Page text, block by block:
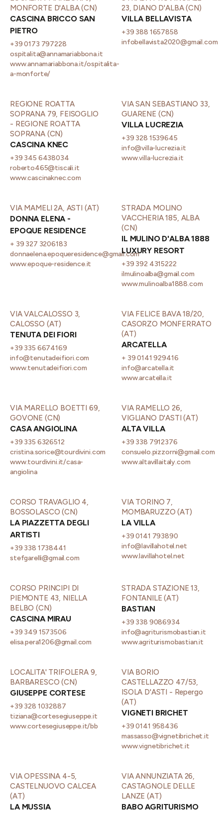
MONFORTE D'ALBA (CN)
CASCINA BRICCO SAN
PIETRO
+39 0173 797228
ospitalita@annamariabbona.it
www.annamariabbona.it/ospitalita-
a-monforte/
23, DIANO D'ALBA (CN)
VILLA BELLAVISTA
+39 388 1657858
infobellavista2020@gmail.com
REGIONE ROATTA
SOPRANA 79, FEISOGLIO
- REGIONE ROATTA
SOPRANA (CN)
CASCINA KNEC
+39 345 6438034
roberto465@tiscali.it
www.cascinaknec.com
VIA SAN SEBASTIANO 33,
GUARENE (CN)
VILLA LUCREZIA
+39 328 1539645
info@villa-lucrezia.it
www.villa-lucrezia.it
VIA MAMELI 2A, ASTI (AT)
DONNA ELENA -
EPOQUE RESIDENCE
+ 39 327 3206183
donnaelena.epoqueresidence@gmail.com
www.epoque-residence.it
STRADA MOLINO
VACCHERIA 185, ALBA
(CN)
IL MULINO D'ALBA 1888
LUXURY RESORT
+39 392 4315222
ilmulinoalba@gmail.com
www.mulinoalba1888.com
VIA VALCALOSSO 3,
CALOSSO (AT)
TENUTA DEI FIORI
+39 335 6674169
info@tenutadeifiori.com
www.tenutadeifiori.com
VIA FELICE BAVA 18/20,
CASORZO MONFERRATO
(AT)
ARCATELLA
+ 39 0141 929416
info@arcatella.it
www.arcatella.it
VIA MARELLO BOETTI 69,
GOVONE (CN)
CASA ANGIOLINA
+39 335 6326512
cristina.sorice@tourdivini.com
www.tourdivini.it/casa-
angiolina
VIA RAMELLO 26,
VIGLIANO D'ASTI (AT)
ALTA VILLA
+39 338 7912376
consuelo.pizzorni@gmail.com
www.altavillaitaly.com
CORSO TRAVAGLIO 4,
BOSSOLASCO (CN)
LA PIAZZETTA DEGLI
ARTISTI
+39 338 1738441
stefgarelli@gmail.com
VIA TORINO 7,
MOMBARUZZO (AT)
LA VILLA
+39 0141 793890
info@lavillahotel.net
www.lavillahotel.net
CORSO PRINCIPI DI
PIEMONTE 43, NIELLA
BELBO (CN)
CASCINA MIRAU
+39 349 1573506
elisa.pera1206@gmail.com
STRADA STAZIONE 13,
FONTANILE (AT)
BASTIAN
+39 338 9086934
info@agriturismobastian.it
www.agriturismobastian.it
LOCALITA' TRIFOLERA 9,
BARBARESCO (CN)
GIUSEPPE CORTESE
+39 328 1032887
tiziana@cortesegiuseppe.it
www.cortesegiuseppe.it/bb
VIA BORIO
CASTELLAZZO 47/53,
ISOLA D'ASTI - Repergo
(AT)
VIGNETI BRICHET
+39 0141 958436
massasso@vignetibrichet.it
www.vignetibrichet.it
VIA OPESSINA 4-5,
CASTELNUOVO CALCEA
(AT)
LA MUSSIA
VIA ANNUNZIATA 26,
CASTAGNOLE DELLE
LANZE (AT)
BABO AGRITURISMO